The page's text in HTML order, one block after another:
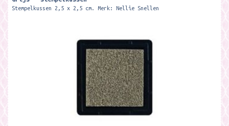
Stempelkussen 2,5 x 2,5 cm. Merk: Nellie Snellen